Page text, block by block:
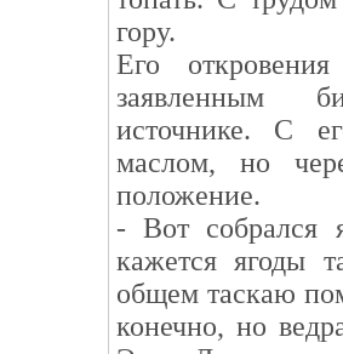
гору.
Его
заявленным
источнике. С
маслом, но
положение.
- Вот собрался
кажется ягоды
общем таскаю
конечно, но